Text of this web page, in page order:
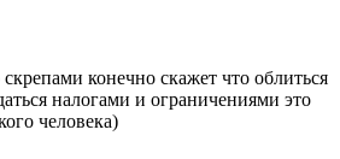
скрепами конечно скажет что облиться
налогами и ограничениями это
человека)